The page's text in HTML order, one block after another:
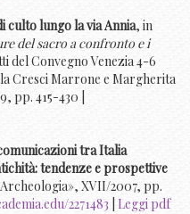
culto lungo la via Annia, in
del sacro a confronto e i
del Convegno Venezia 4-6
Cresci Marrone e Margherita
pp. 415-430 |
tra Italia
tendenze e prospettive
XVII/2007, pp.
2271483 Leggi pdf